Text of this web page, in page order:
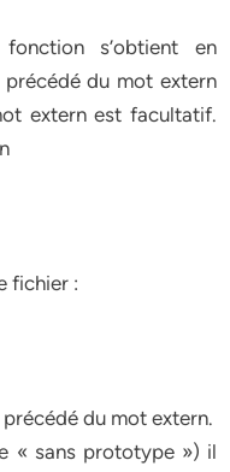
s’obtient en
du mot extern
extern est facultatif.
fichier :
précédé du mot extern.
« sans prototype ») il